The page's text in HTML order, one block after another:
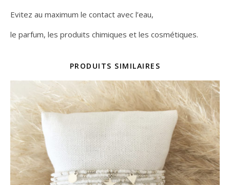
Evitez au maximum le contact avec l’eau,
le parfum, les produits chimiques et les cosmétiques.
PRODUITS SIMILAIRES